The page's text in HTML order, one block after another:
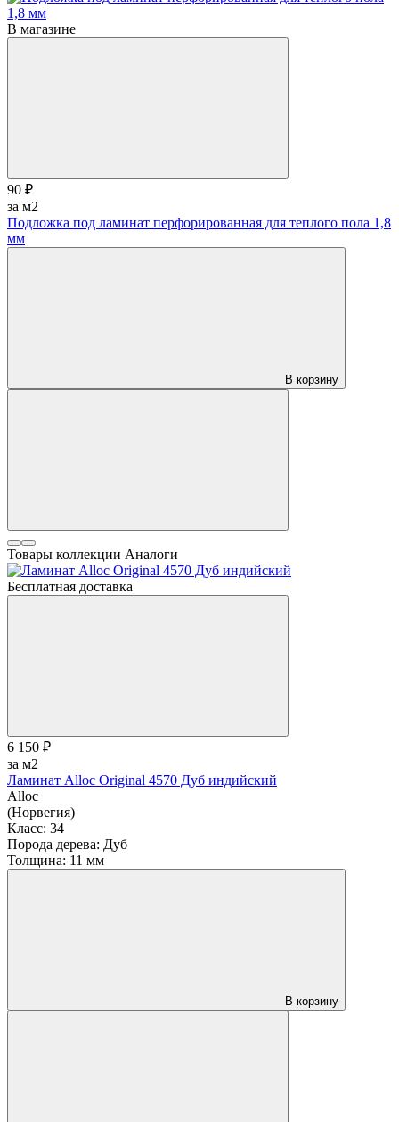
В магазине
90 ₽
за м2
Подложка под ламинат перфорированная для теплого пола 1,8
мм
В корзину
Товары коллекции Аналоги
Бесплатная доставка
6 150 ₽
за м2
Ламинат Alloc Original 4570 Дуб индийский
Alloc
(Норвегия)
Класс: 34
Порода дерева: Дуб
Толщина: 11 мм
В корзину